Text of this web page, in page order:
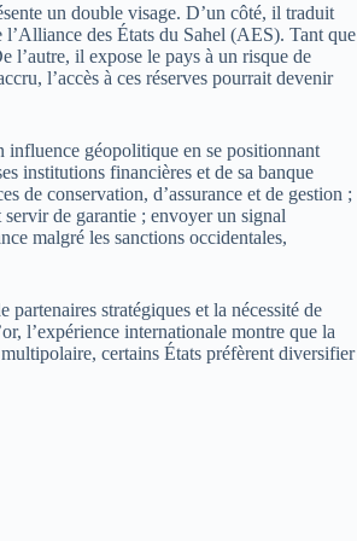
un double visage. D’un côté, il traduit
des États du Sahel (AES). Tant que
l’autre, il expose le pays à un risque de
l’accès à ces réserves pourrait devenir
influence géopolitique en se positionnant
institutions financières et de sa banque
de conservation, d’assurance et de gestion ;
de garantie ; envoyer un signal
malgré les sanctions occidentales,
stratégiques et la nécessité de
l’expérience internationale montre que la
certains États préfèrent diversifier